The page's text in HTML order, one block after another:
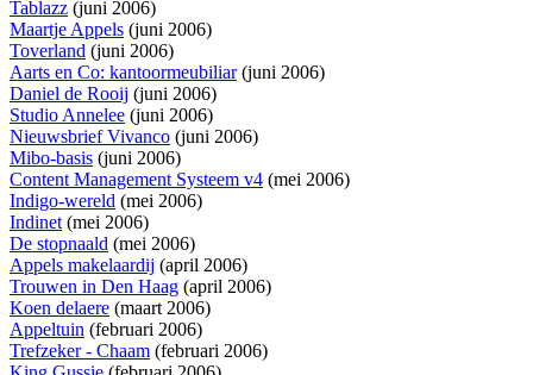
Tablazz (juni 2006)
Maartje Appels (juni 2006)
Toverland (juni 2006)
Aarts en Co: kantoormeubiliar(juni 2006)
Daniel de Rooij (juni 2006)
Studio Annelee (juni 2006)
Nieuwsbrief Vivanco (juni 2006)
Mibo-basis (juni 2006)
Content Management Systeem v4 (mei 2006)
Indigo-wereld (mei 2006)
Indinet(mei 2006)
De stopnaald (mei 2006)
Appels makelaardij (april 2006)
Trouwen in Den Haag (april 2006)
Koen delaere (maart 2006)
Appeltuin (februari 2006)
Trefzeker - Chaam (februari 2006)